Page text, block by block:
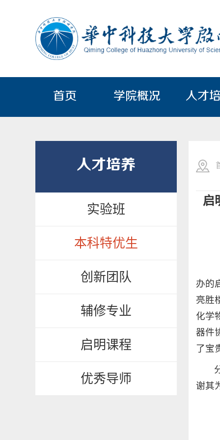
首页 学院概况 人才
人才培养
实验班
本科特优生
创新团队
辅修专业
启明课程
优秀导师
启
办的
亮胜
化学
器件
了宝
谢其